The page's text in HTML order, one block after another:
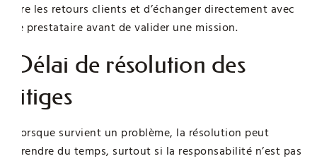
lire les retours clients et d’échanger directement avec
le prestataire avant de valider une mission.
Délai de résolution des
litiges
Lorsque survient un problème, la résolution peut
prendre du temps, surtout si la responsabilité n’est pas